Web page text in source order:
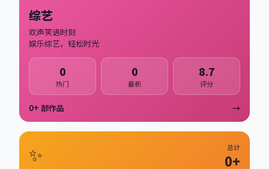
综艺
欢声笑语时刻
娱乐综艺，轻松时光
0
热门
0
最新
8.7
评分
0+ 部作品 →
✨ 总计
0+